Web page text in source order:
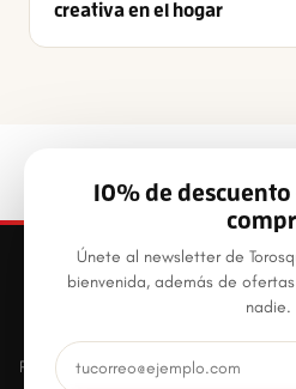
creativa en el hogar
10% de
Únete al newsletter de
bienvenida, además de
nadie.
Productos plásticos innovadores,